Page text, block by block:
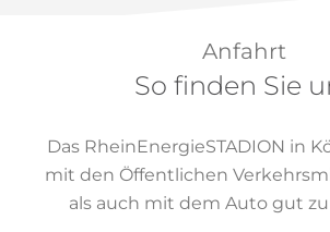
Anfahrt
So finden Sie
Das RheinEnergieSTADION in
mit den Öffentlichen
als auch mit dem Auto gut